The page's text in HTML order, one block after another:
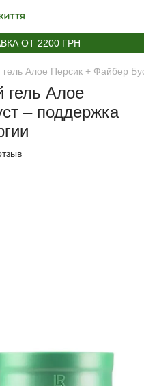
ОТ 2200 ГРН
Алое Персик + Файбер
гель Алое
– поддержка